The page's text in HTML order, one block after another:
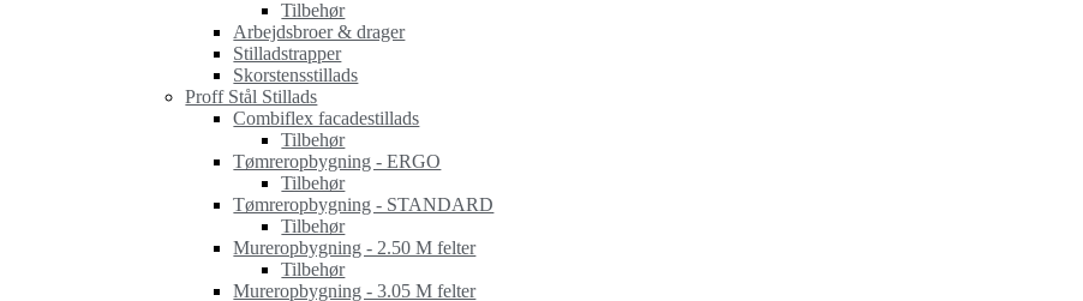
Tilbehør
Arbejdsbroer & drager
Stilladstrapper
Skorstensstillads
Proff Stål Stillads
Combiflex facadestillads
Tilbehør
Tømreropbygning - ERGO
Tilbehør
Tømreropbygning - STANDARD
Tilbehør
Mureropbygning - 2.50 M felter
Tilbehør
Mureropbygning - 3.05 M felter